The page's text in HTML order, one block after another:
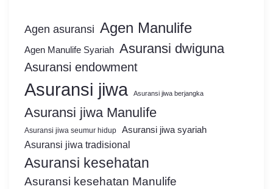
Agen asuransi Agen Manulife
Agen Manulife Syariah Asuransi dwiguna
Asuransi endowment
Asuransi jiwa Asuransi jiwa berjangka
Asuransi jiwa Manulife
Asuransi jiwa seumur hidup Asuransi jiwa syariah
Asuransi jiwa tradisional
Asuransi kesehatan
Asuransi kesehatan Manulife